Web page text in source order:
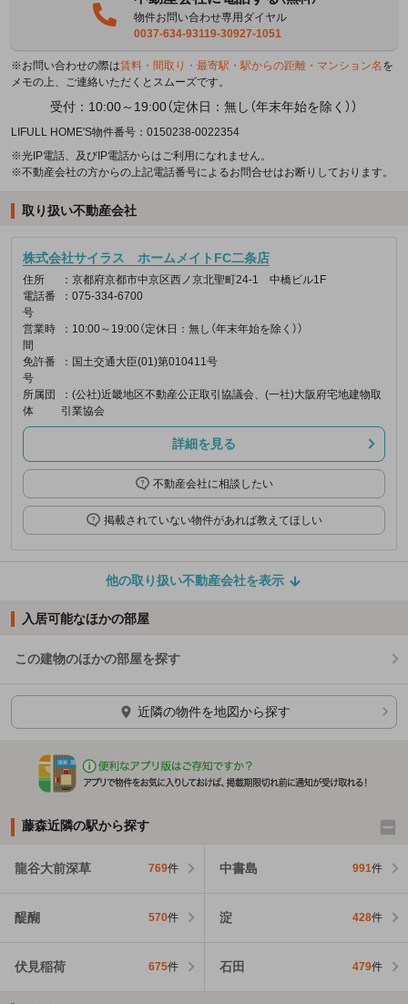
物件お問い合わせ専用ダイヤル
0037-634-93119-30927-1051
※お問い合わせの際は賃料・間取り・最寄駅・駅からの距離・マンション名 を
メモの上、ご連絡いただくとスムーズです。
受付：10:00～19:00（定休日：無し（年末年始を除く））
LIFULL HOME'S物件番号：0150238-0022354
※光IP電話、及びIP電話からはご利用になれません。
※不動産会社の方からの上記電話番号によるお問合せはお断りしております。
取り扱い不動産会社
株式会社サイラス ホームメイトFC二条店
住所
：京都府京都市中京区西ノ京北聖町24-1 中橋ビル1F
電話番
号
：075-334-6700
営業時
間
：10:00～19:00（定休日：無し（年末年始を除く））
免許番
号
：国土交通大臣(01)第010411号
所属団
体
：(公社)近畿地区不動産公正取引協議会、(一社)大阪府宅地建物取
引業協会
詳細を見る
不動産会社に相談したい
掲載されていない物件があれば教えてほしい
他の取り扱い不動産会社を表示
入居可能なほかの部屋
この建物のほかの部屋を探す
ほかの部屋を検索中…
近隣の物件を地図から探す
藤森近隣の駅から探す
龍谷大前深草 769件 中書島 991件
醍醐 570件 淀 428件
伏見稲荷 675件 石田 479件